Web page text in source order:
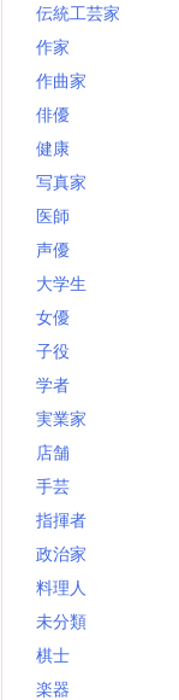
伝統工芸家
作家
作曲家
俳優
健康
写真家
医師
声優
大学生
女優
子役
学者
実業家
店舗
手芸
指揮者
政治家
料理人
未分類
棋士
楽器